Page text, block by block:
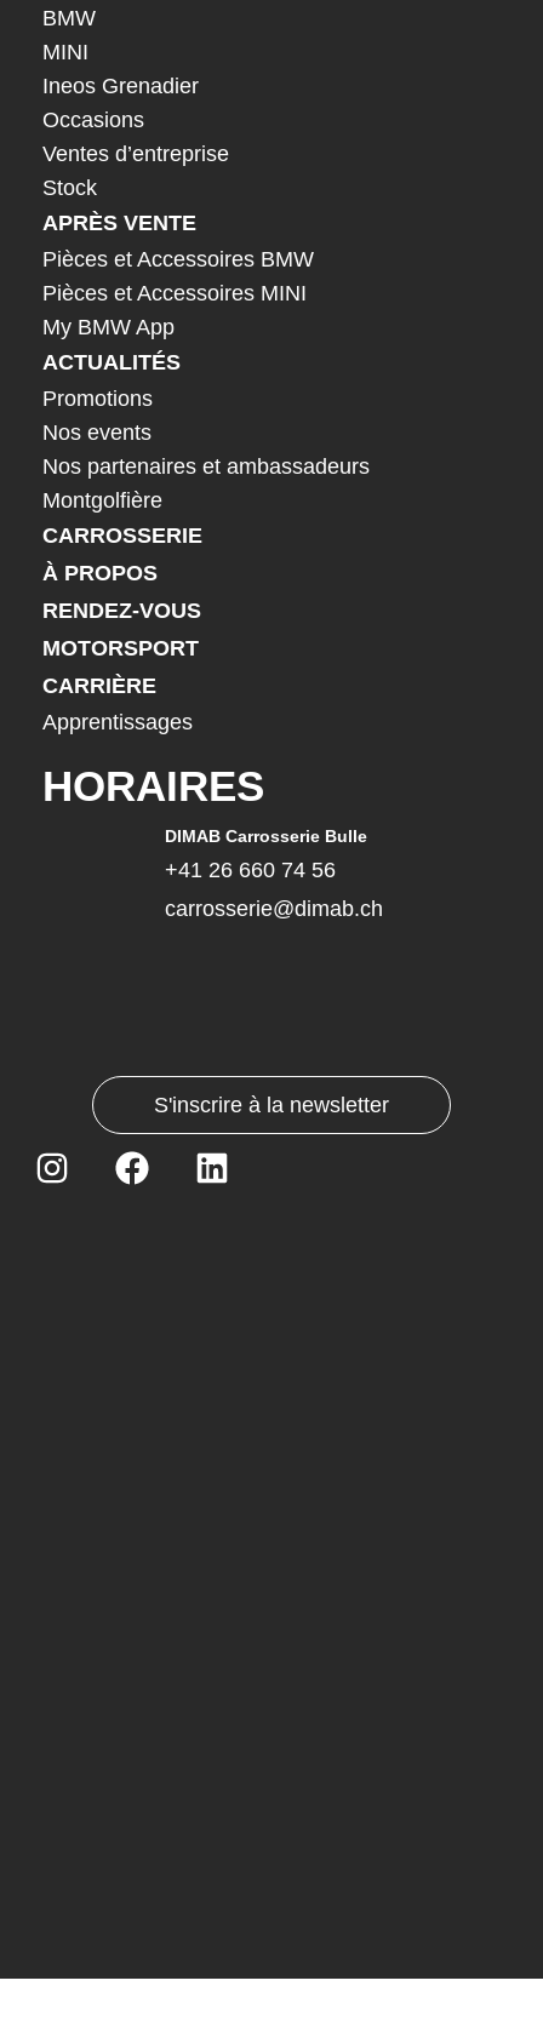
BMW
MINI
Ineos Grenadier
Occasions
Ventes d’entreprise
Stock
APRÈS VENTE
Pièces et Accessoires BMW
Pièces et Accessoires MINI
My BMW App
ACTUALITÉS
Promotions
Nos events
Nos partenaires et ambassadeurs
Montgolfière
CARROSSERIE
À PROPOS
RENDEZ-VOUS
MOTORSPORT
CARRIÈRE
Apprentissages
HORAIRES
DIMAB Carrosserie Bulle
+41 26 660 74 56
carrosserie@dimab.ch
S'inscrire à la newsletter